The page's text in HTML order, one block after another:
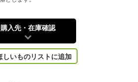
購入先・在庫確認
しいものリストに追加